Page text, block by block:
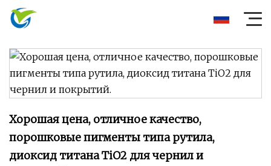
Хорошая цена, отличное качество,
порошковые пигменты типа рутила,
диоксид титана TiO2 для чернил и